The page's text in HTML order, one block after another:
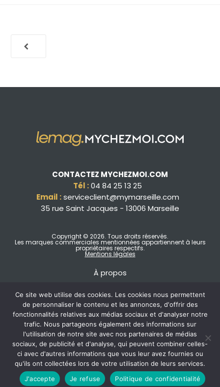
CONTACTEZ MYCHEZMOI.COM
Tél :04 84 25 13 25
Email : serviceclient@mymarseille.com
35 rue Saint Jacques - 13006 Marseille
Copyright © 2026. Tous droits réservés.
Les marques commerciales mentionnées appartiennent à leurs
propriétaires respectifs.
Mentions légales
À propos
Ce site web utilise des cookies. Les cookies nous permettent
de personnaliser le contenu et les annonces, d'offrir des
fonctionnalités relatives aux médias sociaux et d'analyser notre
trafic. Nous partageons également des informations sur
l'utilisation de notre site avec nos partenaires de médias
sociaux, de publicité et d'analyse, qui peuvent combiner celles-
ci avec d'autres informations que vous leur avez fournies ou
qu'ils ont collectées lors de votre utilisation de leurs services.
J'accepte
Je refuse Politique de confidentialité